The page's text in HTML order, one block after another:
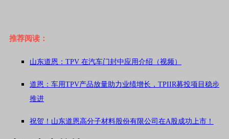
推荐阅读：
山东道恩：TPV 在汽车门封中应用介绍（视频）
道恩：车用TPV产品放量助力业绩增长，TPIIR募投项目稳步
推进
祝贺！山东道恩高分子材料股份有限公司在A股成功上市！